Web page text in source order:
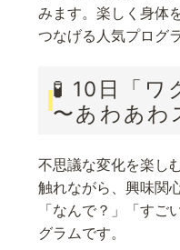
みます。楽しく身体
つなげる人気プログ
🧪 10日「ワ
〜あわあわ
不思議な変化を楽し
触れながら、興味関
「なんで？」「すご
グラムです。